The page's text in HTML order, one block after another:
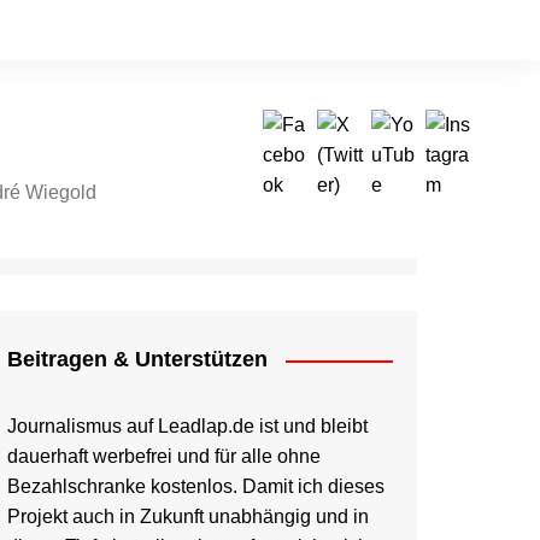
Wiegold
Beitragen & Unterstützen
Journalismus auf Leadlap.de ist und bleibt
dauerhaft werbefrei und für alle ohne
Bezahlschranke kostenlos. Damit ich dieses
Projekt auch in Zukunft unabhängig und in